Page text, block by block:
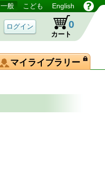
一般 こども English
カート
0
マイライブラリー